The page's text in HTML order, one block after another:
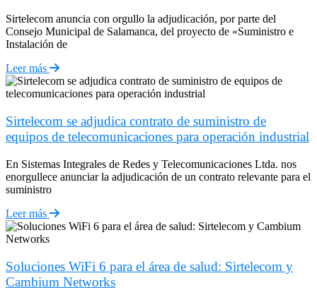
Sirtelecom anuncia con orgullo la adjudicación, por parte del
Consejo Municipal de Salamanca, del proyecto de «Suministro e
Instalación de
Leer más
Sirtelecom se adjudica contrato de suministro de
equipos de telecomunicaciones para operación industrial
En Sistemas Integrales de Redes y Telecomunicaciones Ltda. nos
enorgullece anunciar la adjudicación de un contrato relevante para el
suministro
Leer más
Soluciones WiFi 6 para el área de salud: Sirtelecom y
Cambium Networks